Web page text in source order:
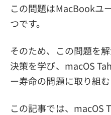
この問題はMacBookユ
つです。
そのため、この問題を
決策を学び、macOS
ー寿命の問題に取り組
この記事では、macOS